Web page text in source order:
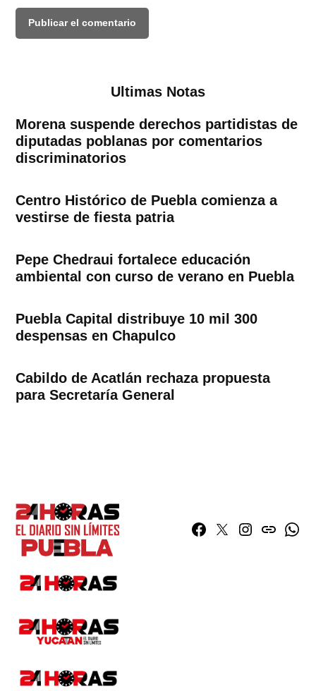
Ultimas Notas
Morena suspende derechos partidistas de
diputadas poblanas por comentarios
discriminatorios
Centro Histórico de Puebla comienza a
vestirse de fiesta patria
Pepe Chedraui fortalece educación
ambiental con curso de verano en Puebla
Puebla Capital distribuye 10 mil 300
despensas en Chapulco
Cabildo de Acatlán rechaza propuesta
para Secretaría General
Facebook
TwitterInstagram
issuu